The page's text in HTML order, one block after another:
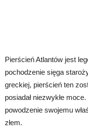
Pierścień Atlantów jest
pochodzenie sięga
greckiej, pierścień ten
posiadał niezwykłe
powodzenie swojemu
złem.